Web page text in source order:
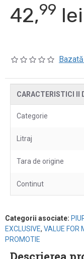
42,99 lei
CARACTERISTICI Il
Categorie
Litraj
Tara de origine
Continut
Categorii asociate:
EXCLUSIVE, VALUE FOR
PROMOTIE